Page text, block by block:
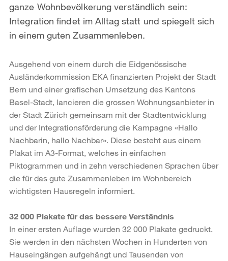
ganze Wohnbevölkerung verständlich sein:
Integration findet im Alltag statt und spiegelt sich
in einem guten Zusammenleben.
Ausgehend von einem durch die Eidgenössische
Ausländerkommission EKA finan­zierten Projekt der Stadt
Bern und einer grafischen Umsetzung des Kantons
Basel-Stadt, lancieren die grossen Wohnungsanbieter in
der Stadt Zürich gemeinsam mit der Stadtentwicklung
und der Integrationsförderung die Kampagne «Hallo
Nachba­rin, hallo Nachbar». Diese besteht aus einem
Plakat im A3-Format, welches in ein­fachen
Piktogrammen und in zehn verschiedenen Sprachen über
die für das gute Zusammenleben im Wohnbereich
wichtigsten Hausregeln informiert.
32 000 Plakate für das bessere Verständnis
In einer ersten Auflage wurden 32 000 Plakate gedruckt.
Sie werden in den nächs­ten Wochen in Hunderten von
Hauseingängen aufgehängt und Tausenden von